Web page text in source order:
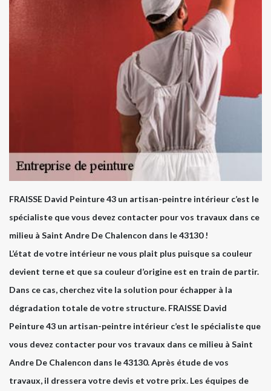
FRAISSE David Peinture 43 un artisan-peintre intérieur c’est le
spécialiste que vous devez contacter pour vos travaux dans ce
milieu à Saint Andre De Chalencon dans le 43130 !
L’état de votre intérieur ne vous plait plus puisque sa couleur
devient terne et que sa couleur d’origine est en train de partir.
Dans ce cas, cherchez vite la solution pour échapper à la
dégradation totale de votre structure. FRAISSE David
Peinture 43 un artisan-peintre intérieur c’est le spécialiste que
vous devez contacter pour vos travaux dans ce milieu à Saint
Andre De Chalencon dans le 43130. Après étude de vos
travaux, il dressera votre devis et votre prix. Les équipes de